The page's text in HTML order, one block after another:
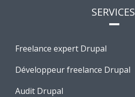
SERVICES
Freelance expert Drupal
Développeur freelance Drupal
Audit Drupal